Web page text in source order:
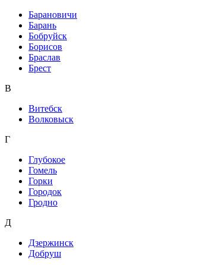
Барановичи
Барань
Бобруйск
Борисов
Браслав
Брест
В
Витебск
Волковыск
Г
Глубокое
Гомель
Горки
Городок
Гродно
Д
Дзержинск
Добруш